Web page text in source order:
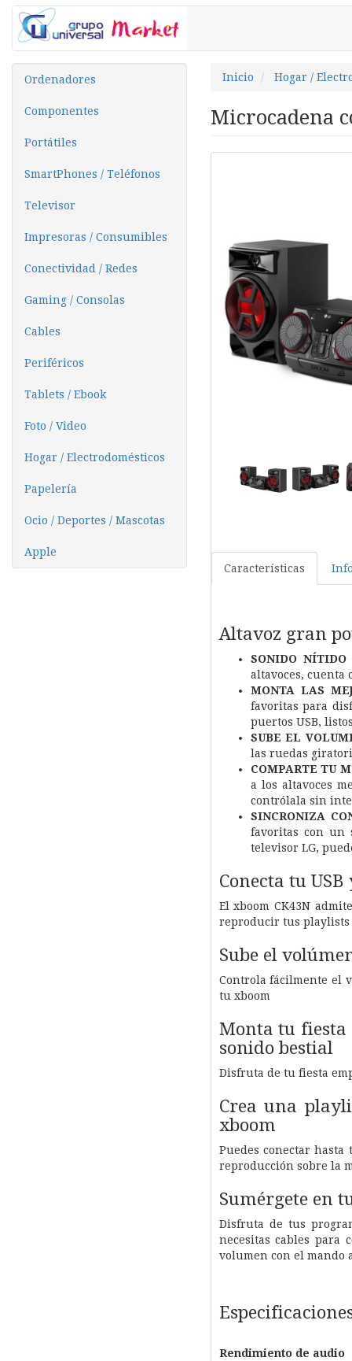
Ordenadores
Componentes
Portátiles
SmartPhones / Teléfonos
Televisor
Impresoras / Consumibles
Conectividad / Redes
Gaming / Consolas
Cables
Periféricos
Tablets / Ebook
Foto / Video
Hogar / Electrodomésticos
Papelería
Ocio / Deportes / Mascotas
Apple
Inicio Hogar /
Microcadena
Características
Altavoz gran
SONIDO NÍTIDO
altavoces, cuenta
MONTA LAS
favoritas para
puertos USB,
SUBE EL
las ruedas
COMPARTE TU
a los altavoces
contrólala sin
SINCRONIZA
favoritas con un
televisor LG,
Conecta tu
El xboom CK43N
reproducir tus playlists
Sube el
Controla fácilmente el
tu xboom
Monta tu fiesta
sonido bestial
Disfruta de tu fiesta
Crea una
xboom
Puedes conectar
reproducción sobre la
Sumérgete en
Disfruta de tus
necesitas cables para
volumen con el mando
Rendimiento de audio